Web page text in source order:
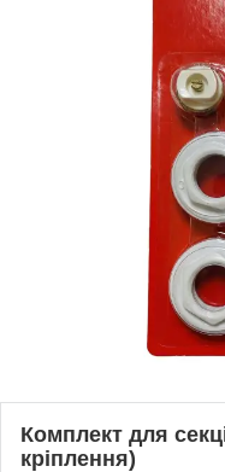
Комплект для
кріплення)